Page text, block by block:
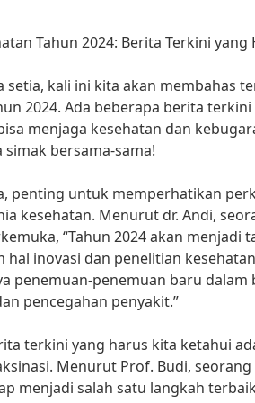
Tahun 2024: Berita Terkini
setia, kali ini kita akan membahas
2024. Ada beberapa berita
menjaga kesehatan dan
bersama-sama!
penting untuk memperhatikan
kesehatan. Menurut dr. Andi,
“Tahun 2024 akan menjadi
hal inovasi dan penelitian
penemuan-penemuan baru dalam
pencegahan penyakit.”
terkini yang harus kita ketahui
Menurut Prof. Budi,
menjadi salah satu langkah